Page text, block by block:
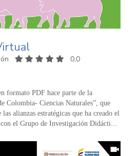
0,0
formato PDF hace parte de la
Colombia- Ciencias Naturales”, que
alianzas estratégicas que ha creado el
el Grupo de Investigación Didácti...